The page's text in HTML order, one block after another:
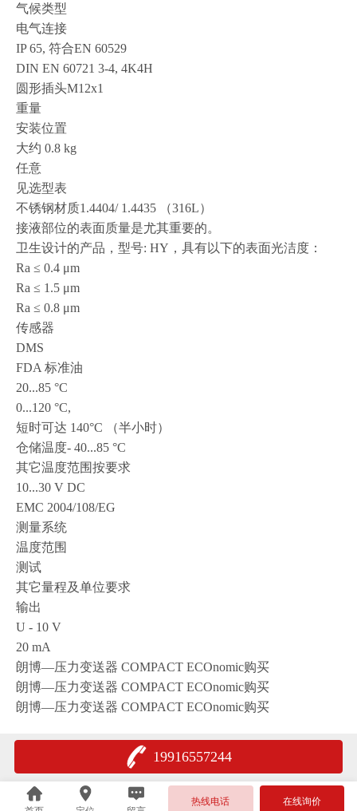
气候类型
电气连接
IP 65, 符合EN 60529
DIN EN 60721 3-4, 4K4H
圆形插头M12x1
重量
安装位置
大约 0.8 kg
任意
见选型表
不锈钢材质1.4404/ 1.4435 （316L）
接液部位的表面质量是尤其重要的。
卫生设计的产品，型号: HY，具有以下的表面光洁度：
Ra ≤ 0.4 μm
Ra ≤ 1.5 μm
Ra ≤ 0.8 μm
传感器
DMS
FDA 标准油
20...85 °C
0...120 °C,
短时可达 140°C （半小时）
仓储温度- 40...85 °C
其它温度范围按要求
10...30 V DC
EMC 2004/108/EG
测量系统
温度范围
测试
其它量程及单位要求
输出
U - 10 V
20 mA
朗博—压力变送器 COMPACT ECOnomic购买
朗博—压力变送器 COMPACT ECOnomic购买
朗博—压力变送器 COMPACT ECOnomic购买
19916557244
热线电话 在线询价